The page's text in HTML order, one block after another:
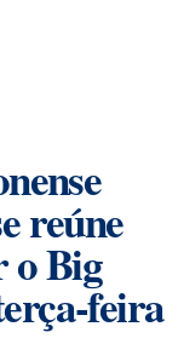
reúne
o Big
feira